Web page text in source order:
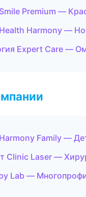
Premium —
Harmony —
Expert Care —
Family —
Clinic Laser —
Lab —